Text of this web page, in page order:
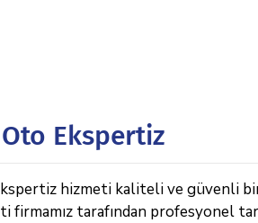
Ekspertiz
hizmeti kaliteli ve güvenli
tarafından profesyonel